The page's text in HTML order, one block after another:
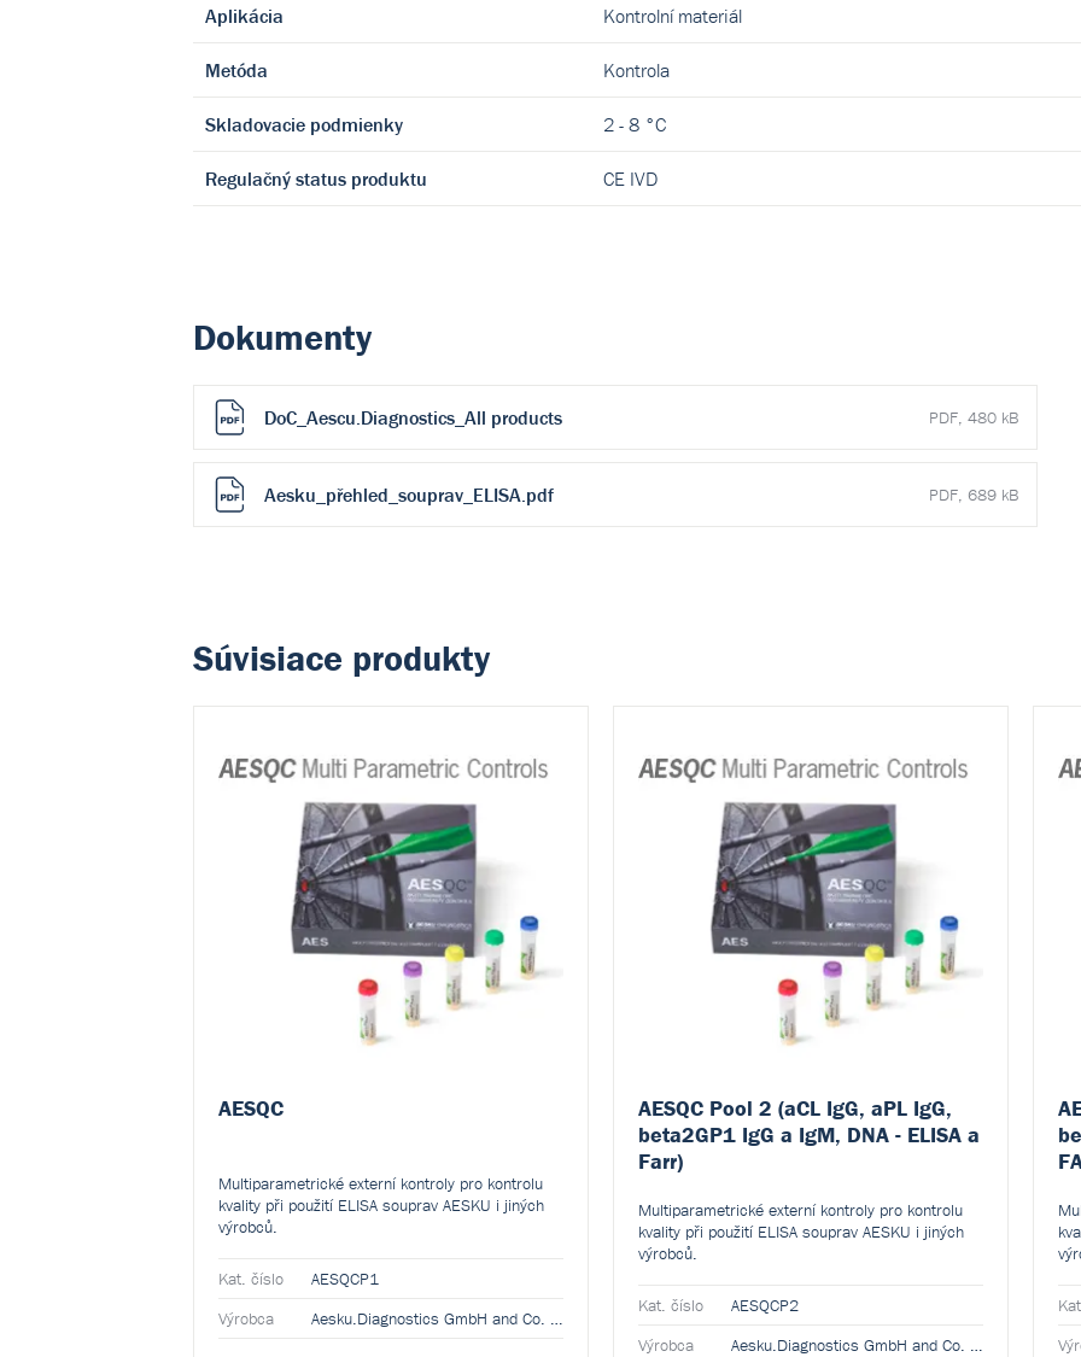
Aplikácia Kontrolní materiál
Metóda Kontrola
Skladovacie podmienky 2 - 8 °C
Regulačný status produktu CE IVD
Dokumenty
DoC_Aescu.Diagnostics_All products PDF, 480 kB
Aesku_přehled_souprav_ELISA.pdf PDF, 689 kB
Súvisiace produkty
AESQC
Multiparametrické externí kontroly pro kontrolu
kvality při použití ELISA souprav AESKU i jiných
výrobců.
Kat. číslo
AESQCP1
Výrobca
Aesku.Diagnostics GmbH and Co. KG
AESQC Pool 2 (aCL IgG, aPL IgG,
beta2GP1 IgG a IgM, DNA - ELISA a
Farr)
Multiparametrické externí kontroly pro kontrolu
kvality při použití ELISA souprav AESKU i jiných
výrobců.
Kat. číslo
AESQCP2
Výrobca
Aesku.Diagnostics GmbH and Co. KG